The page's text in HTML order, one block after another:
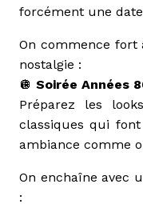
forcément une
On commence fort
nostalgie :
🪩 Soirée Années
Préparez les
classiques qui
ambiance comme
On enchaîne avec
: